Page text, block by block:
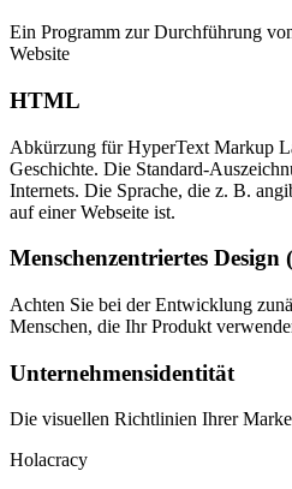
Ein Programm zur Durchführung
Website
HTML
Abkürzung für HyperText Markup
Geschichte. Die Standard-
Internets. Die Sprache, die z. B.
auf einer Webseite ist.
Menschenzentriertes Design
Achten Sie bei der Entwicklung
Menschen, die Ihr Produkt
Unternehmensidentität
Die visuellen Richtlinien Ihrer
Holacracy